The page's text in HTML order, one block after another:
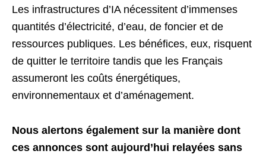
Les infrastructures d’IA nécessitent d’immenses
quantités d’électricité, d’eau, de foncier et de
ressources publiques. Les bénéfices, eux, risquent
de quitter le territoire tandis que les Français
assumeront les coûts énergétiques,
environnementaux et d’aménagement.
Nous alertons également sur la manière dont
ces annonces sont aujourd’hui relayées sans